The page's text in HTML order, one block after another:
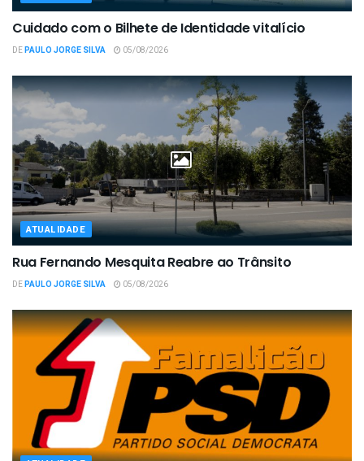
Cuidado com o Bilhete de Identidade vitalício
DEPAULO JORGE SILVA 05/08/2026
ATUALIDADE
Rua Fernando Mesquita Reabre ao Trânsito
DEPAULO JORGE SILVA 05/08/2026